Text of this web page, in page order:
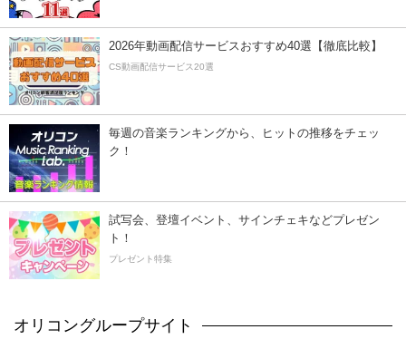
2026年動画配信サービスおすすめ40選【徹底比較】
CS動画配信サービス20選
毎週の音楽ランキングから、ヒットの推移をチェッ
ク！
試写会、登壇イベント、サインチェキなどプレゼン
ト！
プレゼント特集
オリコングループサイト